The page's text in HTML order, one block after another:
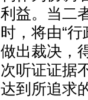
利益。当二
时，将由“
做出裁决，
次听证证据
达到所追求